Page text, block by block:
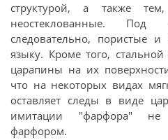
структурой, а также
неостеклованные.
следовательно, пористые
языку. Кроме того,
царапины на их
что на некоторых видах
оставляет следы в виде
имитации "фарфора" не
фарфором.